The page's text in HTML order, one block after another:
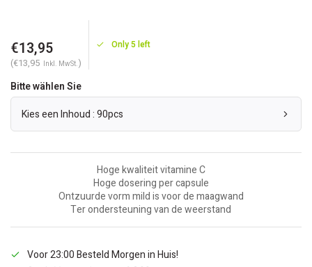
€13,95
(€13,95 Inkl. MwSt.)
Only 5 left
Bitte wählen Sie
Kies een Inhoud : 90pcs
Hoge kwaliteit vitamine C
Hoge dosering per capsule
Ontzuurde vorm mild is voor de maagwand
Ter ondersteuning van de weerstand
Voor 23:00 Besteld Morgen in Huis!